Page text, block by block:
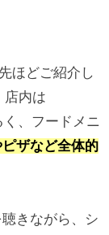
ほどご紹介し
店内は
、フードメニ
ザなど全体的
きながら、シ